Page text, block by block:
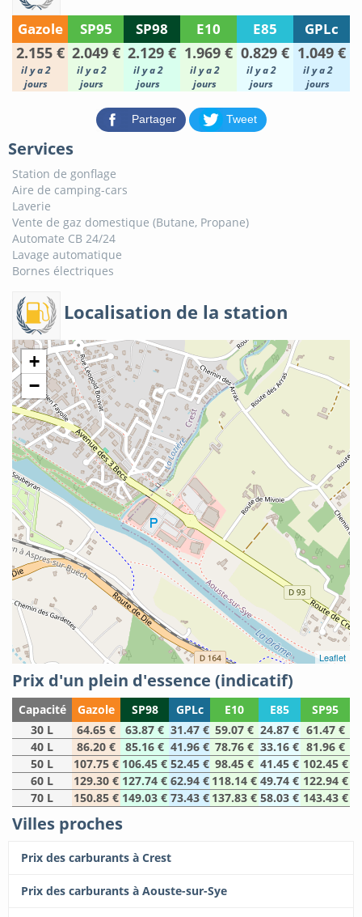
Gazole SP95 SP98 E10 E85 GPLc
2.155 € 2.049 € 2.129 € 1.969 € 0.829 € 1.049 €
il y a 2
jours
il y a 2
jours
il y a 2
jours
il y a 2
jours
il y a 2
jours
il y a 2
jours
Partager Tweet
Services
Station de gonflage
Aire de camping-cars
Laverie
Vente de gaz domestique (Butane, Propane)
Automate CB 24/24
Lavage automatique
Bornes électriques
Localisation de la station
+
−
Leaflet
Prix d'un plein d'essence (indicatif)
Capacité Gazole SP98 GPLc E10 E85
SP95
30 L
64.65 € 63.87 € 31.47 € 59.07 € 24.87 € 61.47 €
40 L
86.20 € 85.16 € 41.96 € 78.76 € 33.16 € 81.96 €
50 L
107.75 € 106.45 € 52.45 € 98.45 € 41.45 € 102.45 €
60 L
129.30 € 127.74 € 62.94 € 118.14 € 49.74 € 122.94 €
70 L
150.85 € 149.03 € 73.43 € 137.83 € 58.03 € 143.43 €
Villes proches
Prix des carburants à Crest
Prix des carburants à Aouste-sur-Sye